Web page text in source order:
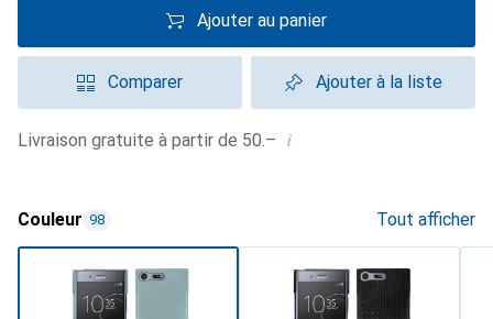
Ajouter au panier
Comparer Ajouter à la liste
Livraison gratuite à partir de 50.– i
Couleur 98 Tout afficher